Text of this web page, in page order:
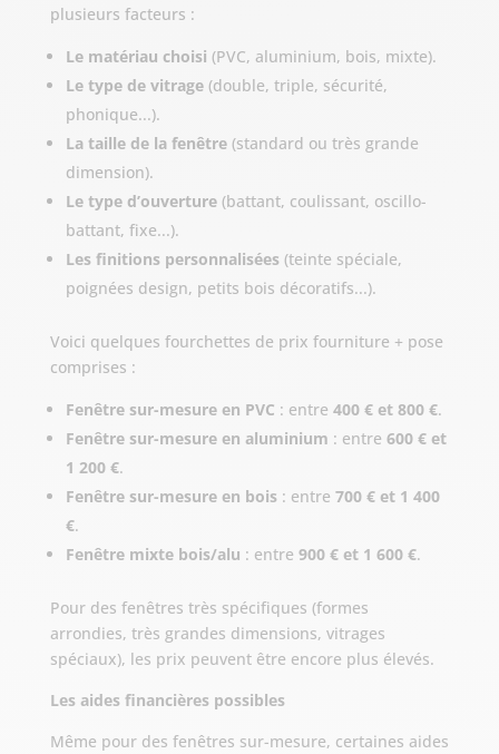
plusieurs facteurs :
Le matériau choisi (PVC, aluminium, bois, mixte).
Le type de vitrage(double, triple, sécurité,
phonique...).
La taille de la fenêtre(standard ou très grande
dimension).
Le type d’ouverture(battant, coulissant, oscillo-
battant, fixe...).
Les finitions personnalisées(teinte spéciale,
poignées design, petits bois décoratifs...).
Voici quelques fourchettes de prix fourniture + pose
comprises :
Fenêtre sur-mesure en PVC : entre 400 € et 800 €.
Fenêtre sur-mesure en aluminium : entre 600 € et
1 200 €.
Fenêtre sur-mesure en bois: entre 700 € et 1 400
€.
Fenêtre mixte bois/alu : entre 900 € et 1 600 €.
Pour des fenêtres très spécifiques (formes
arrondies, très grandes dimensions, vitrages
spéciaux), les prix peuvent être encore plus élevés.
Les aides financières possibles
Même pour des fenêtres sur-mesure, certaines aides